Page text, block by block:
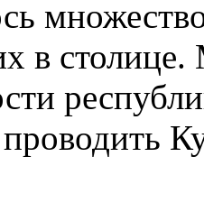
в столице.